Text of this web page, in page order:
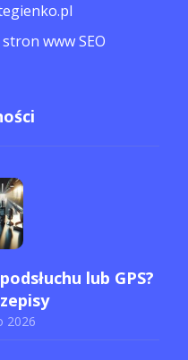
www SEO
lub GPS?
2026